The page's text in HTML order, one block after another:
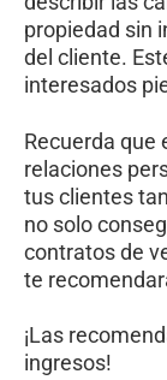
propiedad sin
del cliente.
interesados
Recuerda que
relaciones
tus clientes
no solo
contratos de
te
¡Las
ingresos!